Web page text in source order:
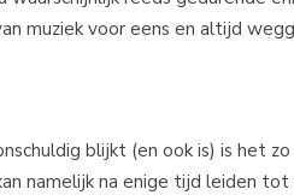
muziek voor eens en altijd
blijkt (en ook is) is het
namelijk na enige tijd leiden